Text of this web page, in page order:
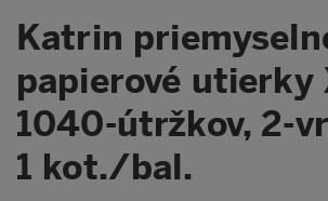
Katrin
papierové utierky
1040-útržkov, 2-
1 kot./bal.